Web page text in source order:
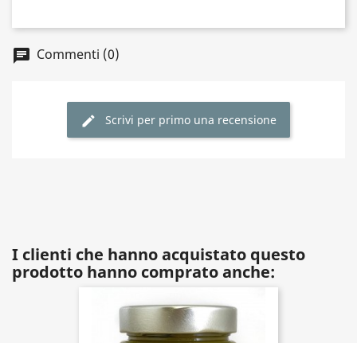
chat Commenti (0)
edit Scrivi per primo una recensione
I clienti che hanno acquistato questo
prodotto hanno comprato anche: